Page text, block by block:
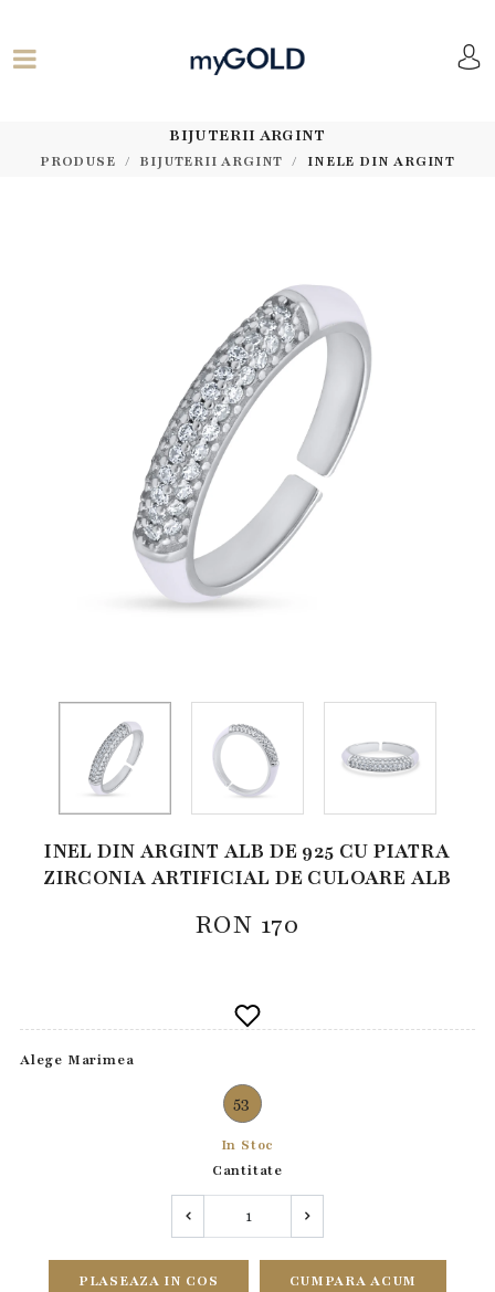
BIJUTERII ARGINT
PRODUSE BIJUTERII ARGINT INELE DIN ARGINT
INEL DIN ARGINT ALB DE 925 CU PIATRA
ZIRCONIA ARTIFICIAL DE CULOARE ALB
RON 170
Alege Marimea
53
In Stoc
Cantitate
PLASEAZA IN COS CUMPARA ACUM